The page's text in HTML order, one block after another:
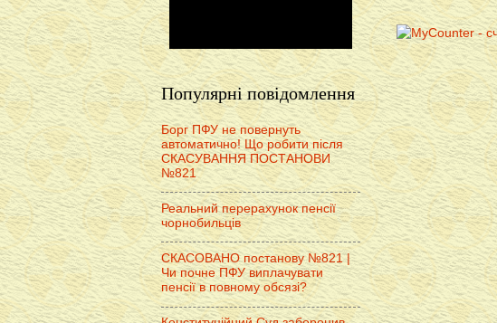
Популярні повідомлення
Борг ПФУ не повернуть
автоматично! Що робити після
СКАСУВАННЯ ПОСТАНОВИ
№821
Реальний перерахунок пенсії
чорнобильців
СКАСОВАНО постанову №821 |
Чи почне ПФУ виплачувати
пенсії в повному обсязі?